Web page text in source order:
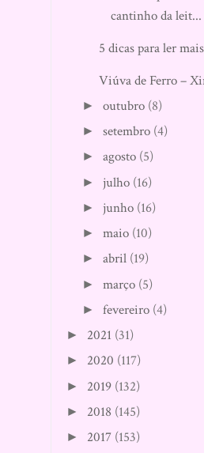
cantinho da leit...
5 dicas para ler mais
Viúva de Ferro –
►outubro (8)
►setembro (4)
►agosto (5)
► julho (16)
► junho (16)
►maio (10)
►abril (19)
►março (5)
►fevereiro (4)
► 2021 (31)
► 2020 (117)
► 2019 (132)
► 2018 (145)
► 2017 (153)